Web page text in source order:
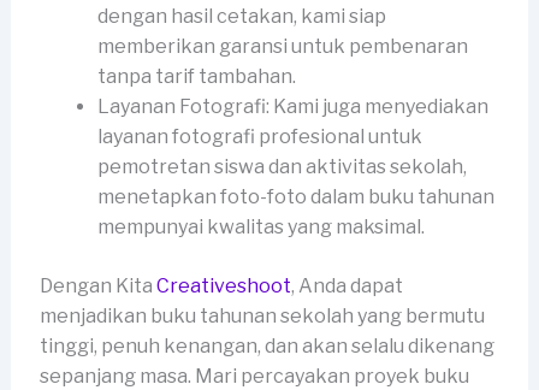
dengan hasil cetakan, kami siap
memberikan garansi untuk pembenaran
tanpa tarif tambahan.
Layanan Fotografi: Kami juga menyediakan
layanan fotografi profesional untuk
pemotretan siswa dan aktivitas sekolah,
menetapkan foto-foto dalam buku tahunan
mempunyai kwalitas yang maksimal.
Dengan Kita Creativeshoot, Anda dapat
menjadikan buku tahunan sekolah yang bermutu
tinggi, penuh kenangan, dan akan selalu dikenang
sepanjang masa. Mari percayakan proyek buku